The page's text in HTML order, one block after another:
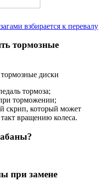
взбирается к перевалу
тормозные
диски
тормоза;
торможении;
скрип, который может
вращению колеса.
при замене